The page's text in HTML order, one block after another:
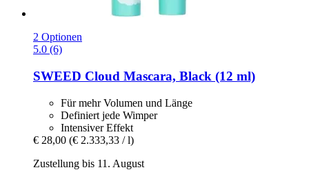
2 Optionen
5.0 (6)
SWEED Cloud Mascara, Black (12 ml)
Für mehr Volumen und Länge
Definiert jede Wimper
Intensiver Effekt
€ 28,00 (€ 2.333,33 / l)
Zustellung bis 11. August